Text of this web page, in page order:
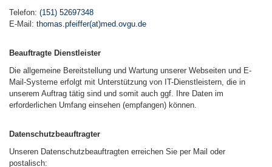
Telefon: (151) 52697348
E-Mail: thomas.pfeiffer(at)med.ovgu.de
Beauftragte Dienstleister
Die allgemeine Bereitstellung und Wartung unserer Webseiten und E-
Mail-Systeme erfolgt mit Unterstützung von IT-Dienstleistern, die in
unserem Auftrag tätig sind und somit auch ggf. Ihre Daten im
erforderlichen Umfang einsehen (empfangen) können.
Datenschutzbeauftragter
Unseren Datenschutzbeauftragten erreichen Sie per Mail oder
postalisch: